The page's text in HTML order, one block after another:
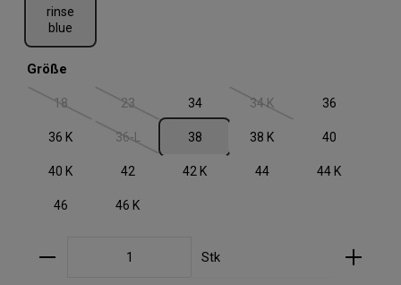
rinse
blue
Größe
18(Diese Option ist zurzeit nicht verfügbar.)
23(Diese Option ist zurzeit nicht verfügbar.)
34 34 K(Diese Option ist zurzeit
36
36 K 36-L
(Diese Option ist zurzeit nicht verfügbar.)
38 38 K 40
40 K 42 42 K 44 44 K
46 46 K
Produkt Anzahl: Gib den gewünschten Wert ein
Stk